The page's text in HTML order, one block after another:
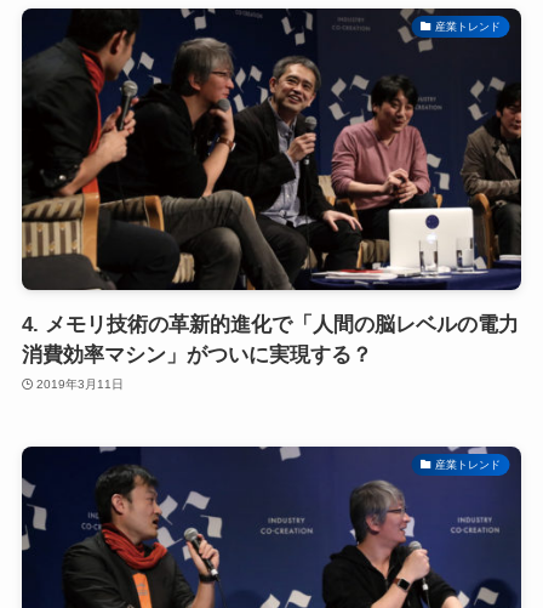
産業トレンド
4. メモリ技術の革新的進化で「人間の脳レベルの電力
消費効率マシン」がついに実現する？
2019年3月11日
産業トレンド